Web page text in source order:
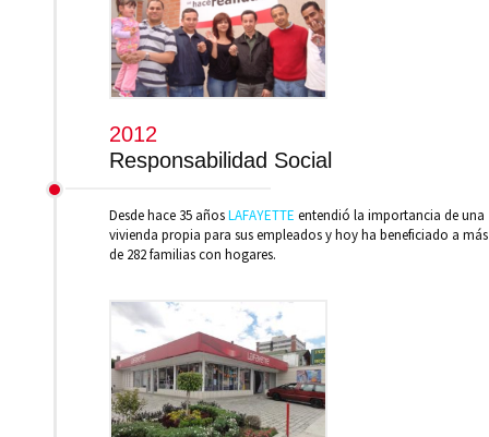
2012
Responsabilidad Social
Desde hace 35 añosLAFAYETTE entendió la importancia de una
vivienda propia para sus empleados y hoy ha beneficiado a más
de 282 familias con hogares.